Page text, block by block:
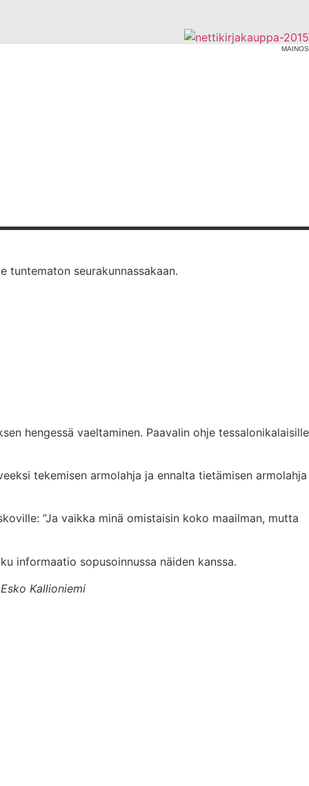
MAINOS
tuntematon seurakunnassakaan.
hengessä vaeltaminen. Paavalin ohje tessalonikalaisille
tekemisen armolahja ja ennalta tietämisen armolahja
”Ja vaikka minä omistaisin koko maailman, mutta
informaatio sopusoinnussa näiden kanssa.
Kallioniemi